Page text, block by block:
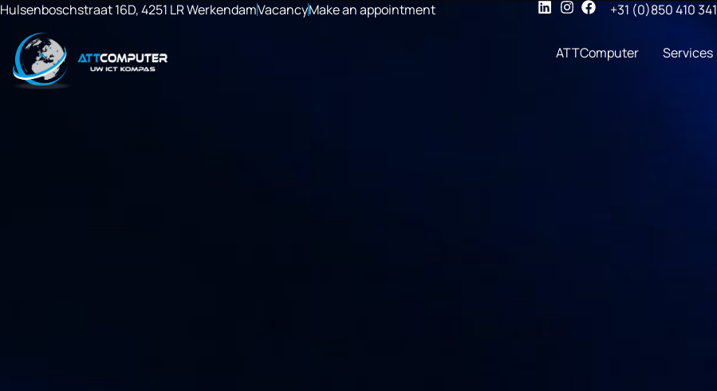
Hulsenboschstraat 16D, 4251 LR WerkendamVacancyMake an appointment +31 (0)850 410 341
ATTComputer Services